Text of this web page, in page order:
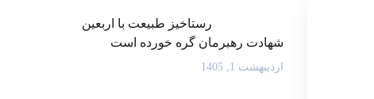
رستاخیز طبیعت با اربعین
شهادت رهبرمان گره خورده است
اردیبهشت 1, 1405